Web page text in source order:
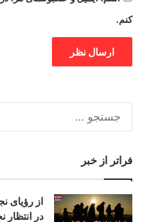
کنم.
فراتر از خبر
از رؤیای